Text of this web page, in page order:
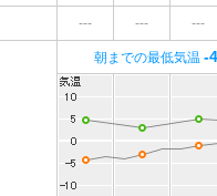
--- --- ---
朝までの最低気温 -